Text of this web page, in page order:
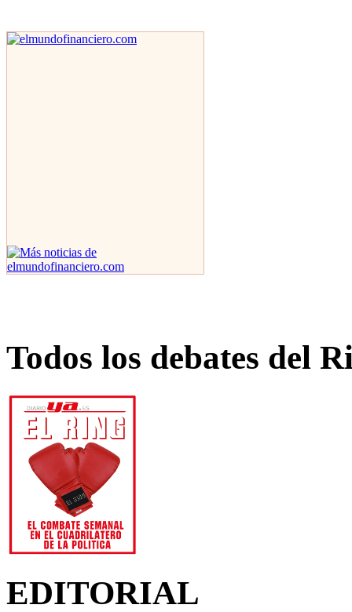
Todos los debates del
EDITORIAL